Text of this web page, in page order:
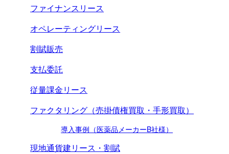
ファイナンスリース
オペレーティングリース
割賦販売
支払委託
従量課金リース
ファクタリング（売掛債権買取・手形買取）
導入事例（医薬品メーカーB社様）
現地通貨建リース・割賦